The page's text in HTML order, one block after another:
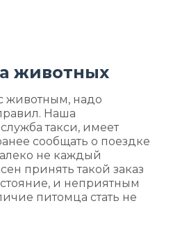
животных
животным, надо
Наша
такси, имеет
сообщать о поездке
не каждый
принять такой заказ
и неприятным
питомца стать не